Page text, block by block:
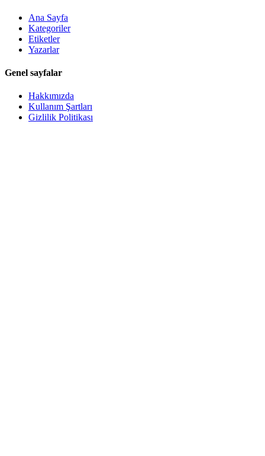
Ana Sayfa
Kategoriler
Etiketler
Yazarlar
Genel sayfalar
Hakkımızda
Kullanım Şartları
Gizlilik Politikası